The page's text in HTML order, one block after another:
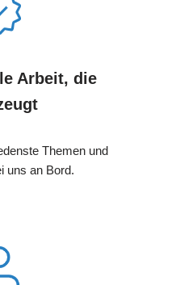
Arbeit, die
Themen und
uns an Bord.